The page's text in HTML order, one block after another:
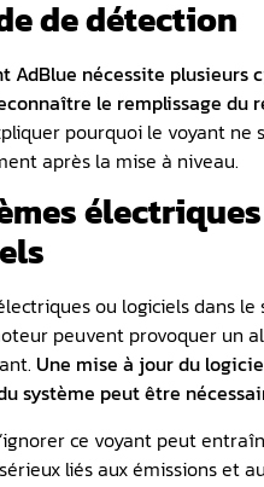
de détection
AdBlue nécessite plusieurs
le remplissage du
pourquoi le voyant ne
après la mise à niveau.
ou logiciels dans le
peuvent provoquer un
Une mise à jour du
système peut être
ce voyant peut
liés aux émissions et au